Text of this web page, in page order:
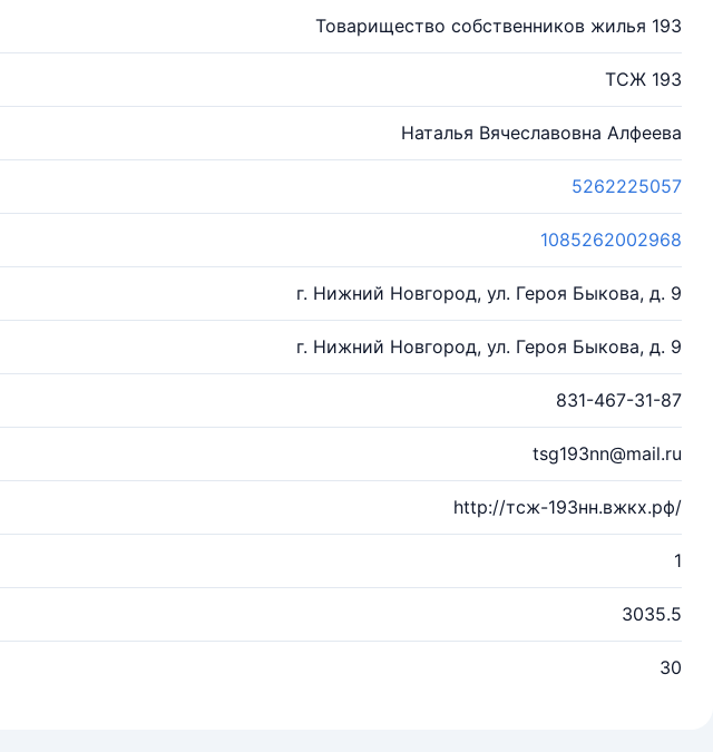
Товарищество собственников жилья 193
ТСЖ 193
Наталья Вячеславовна Алфеева
5262225057
1085262002968
г. Нижний Новгород, ул. Героя Быкова, д. 9
г. Нижний Новгород, ул. Героя Быкова, д. 9
831-467-31-87
tsg193nn@mail.ru
http://тсж-193нн.вжкх.рф/
1
3035.5
30